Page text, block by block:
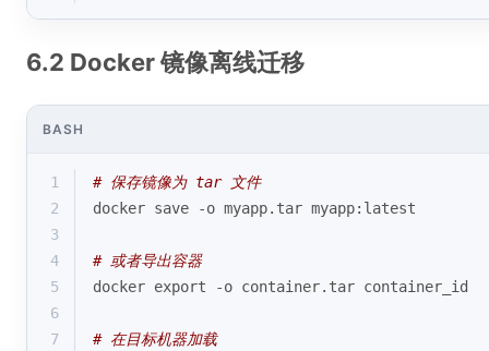
6.2 Docker 镜像离线迁移
BASH
1
# 保存镜像为 tar 文件
2
docker save -o myapp.tar myapp:latest
3
4
# 或者导出容器
5
docker export -o container.tar container_id
6
7
# 在目标机器加载